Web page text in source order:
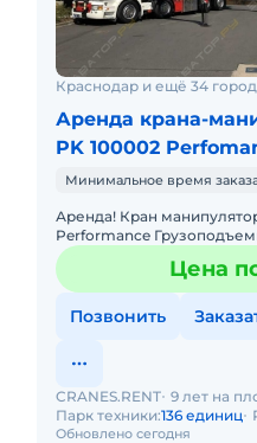
Краснодар и ещё 34
Аренда крана-
PK 100002
Минимальное время
Аренда! Кран манипулятор PALFINGER PK 100002
Performance Грузоподъемность - 30т/м Таблица
Грузоподъемности: 4,4м -
7.
Цена
Позвонить
Обновлено сегодня
CRANES.RENT 9 лет на
Парк техники:136 единиц